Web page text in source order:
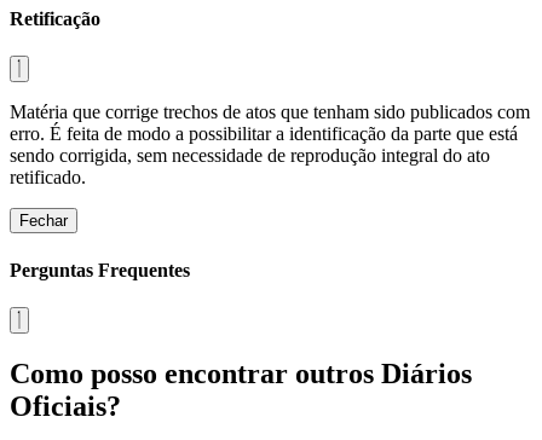
Retificação
Matéria que corrige trechos de atos que tenham sido publicados com
erro. É feita de modo a possibilitar a identificação da parte que está
sendo corrigida, sem necessidade de reprodução integral do ato
retificado.
Fechar
Perguntas Frequentes
Como posso encontrar outros Diários
Oficiais?